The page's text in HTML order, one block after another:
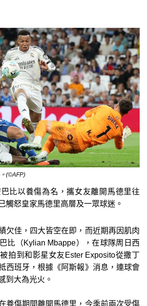
(©AFP)
巴比以養傷為名，攜女友離開馬德里往
觸怒皇家馬德里高層及一眾球迷。
欠佳，四大皆空在即，而近期再因肌肉
比（Kylian Mbappe），在球隊周日西
拍到和影星女友Ester Exposito從撒丁
西班牙，根據《阿斯報》消息，連球會
到大為光火。
養傷期間離開馬德里，今季前兩次受傷